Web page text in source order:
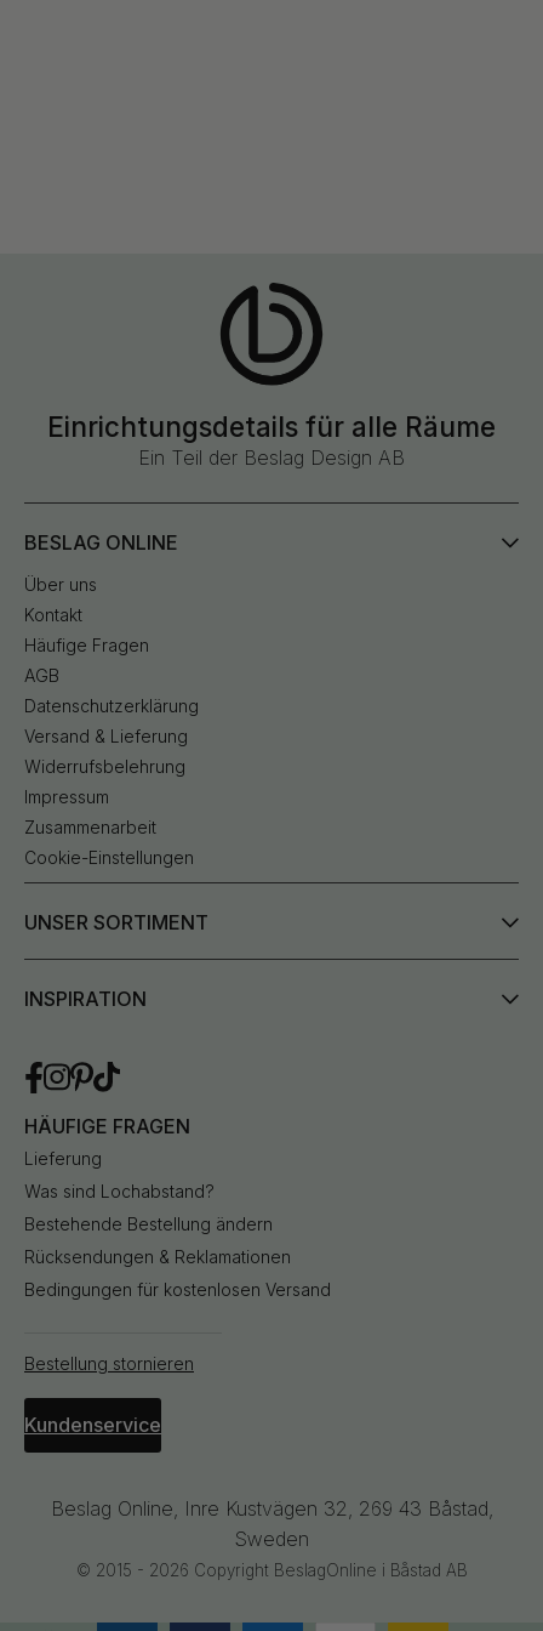
Einrichtungsdetails für alle Räume
Ein Teil der Beslag Design AB
BESLAG ONLINE
Über uns
Kontakt
Häufige Fragen
AGB
Datenschutzerklärung
Versand & Lieferung
Widerrufsbelehrung
Impressum
Zusammenarbeit
Cookie-Einstellungen
UNSER SORTIMENT
INSPIRATION
HÄUFIGE FRAGEN
Lieferung
Was sind Lochabstand?
Bestehende Bestellung ändern
Rücksendungen & Reklamationen
Bedingungen für kostenlosen Versand
Bestellung stornieren
Kundenservice
Beslag Online, Inre Kustvägen 32, 269 43 Båstad,
Sweden
© 2015 - 2026 Copyright BeslagOnline i Båstad AB